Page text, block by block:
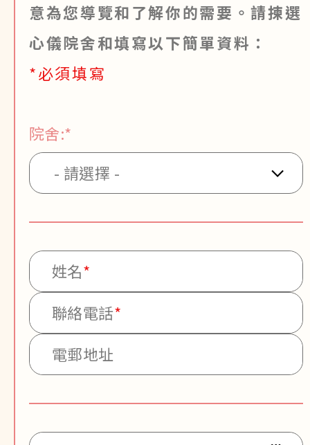
意為您導覽和了解你的需要。請揀選
心儀院舍和填寫以下簡單資料：
*必須填寫
院舍:*
- 請選擇 -
姓名*
聯絡電話*
電郵地址